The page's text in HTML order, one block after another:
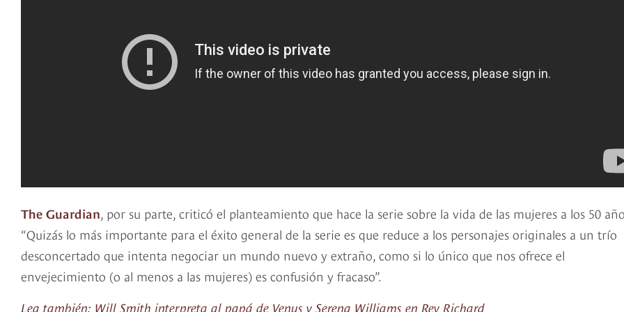
The Guardian , por su parte, criticó el planteamiento que hace la serie sobre la vida de las mujeres a los 50
“Quizás lo más importante para el éxito general de la serie es que reduce a los personajes originales a un trío
desconcertado que intenta negociar un mundo nuevo y extraño, como si lo único que nos ofrece el
envejecimiento (o al menos a las mujeres) es confusión y fracaso”.
Lea también: Will Smith interpreta al papá de Venus y Serena Williams en Rey Richard